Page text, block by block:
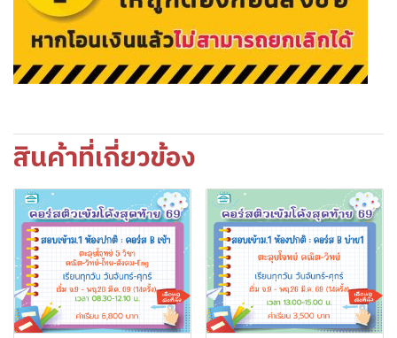
สินค้าที่เกี่ยวข้อง